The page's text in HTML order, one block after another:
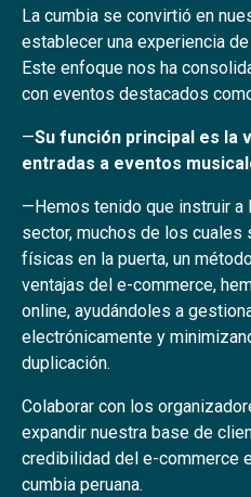
La cumbia se convirtió en
establecer una experiencia
Este enfoque nos ha
con eventos destacados
—Su función principal es la
entradas a eventos
—Hemos tenido que instruir
sector, muchos de los cuales
físicas en la puerta, un
ventajas del e-commerce,
online, ayudándoles a
electrónicamente y
duplicación.
Colaborar con los
expandir nuestra base de
credibilidad del e-commerce
cumbia peruana.